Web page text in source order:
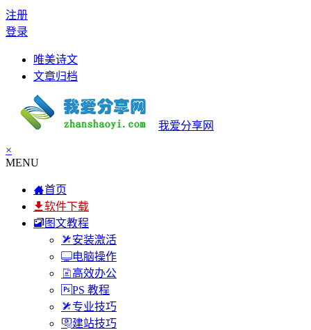
注册
登录
唯美诗文
文章归档
我爱分享网
×
MENU
首页
软件下载
图文教程
安装激活
电脑操作
高效办公
PS 教程
专业技巧
建站技巧